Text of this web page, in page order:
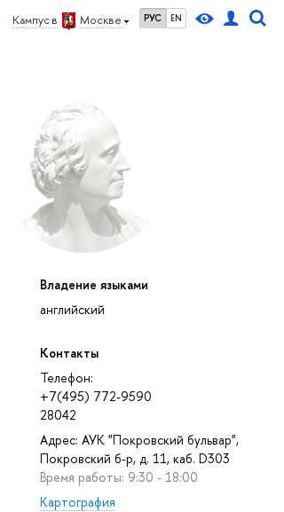
Кампус в Москве РУС EN
Владение языками
английский
Контакты
Телефон:
+7(495) 772-9590
28042
Адрес: АУК "Покровский бульвар",
Покровский б-р, д. 11, каб. D303
Время работы: 9:30 - 18:00
Картография